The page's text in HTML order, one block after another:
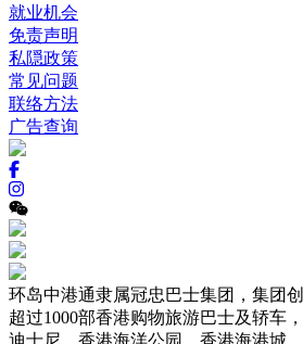
就业机会
免责声明
私隠政策
常见问题
联络方法
广告查询
环岛中港通隶属冠忠巴士集团，集团
超过1000部香港购物旅游巴士及轿车
迪士尼、香港海洋公园、香港海港城